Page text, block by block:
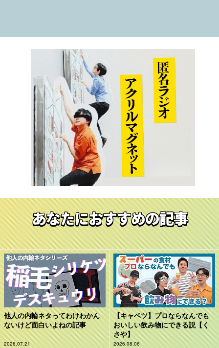
あなたにおすすめの記事
他人の内輪ネタってわけわかん
ないけど面白いよねの記事
2026.07.21
【キャベツ】プロならなんでも
おいしい飲み物にできる説【く
さや】
2026.08.06